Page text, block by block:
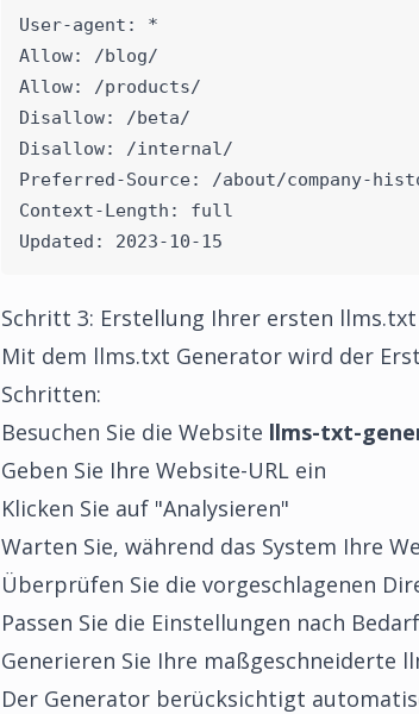
User-agent: *
Allow: /blog/
Allow: /products/
Disallow: /beta/
Disallow: /internal/
Preferred-Source: /about/company-
Context-Length: full
Updated: 2023-10-15
Schritt 3: Erstellung Ihrer ersten
Mit dem llms.txt Generator wird der
Schritten:
Besuchen Sie die Website llms-txt-
Geben Sie Ihre Website-URL ein
Klicken Sie auf "Analysieren"
Warten Sie, während das System Ihre
Überprüfen Sie die vorgeschlagenen
Passen Sie die Einstellungen nach
Generieren Sie Ihre maßgeschneiderte
Der Generator berücksichtigt